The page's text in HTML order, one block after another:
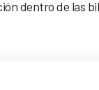
dentro de las